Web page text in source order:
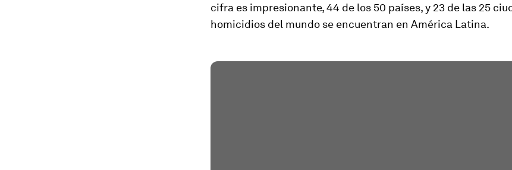
cifra es impresionante, 44 de los 50 países, y 23 de las 25
homicidios del mundo se encuentran en América Latina.